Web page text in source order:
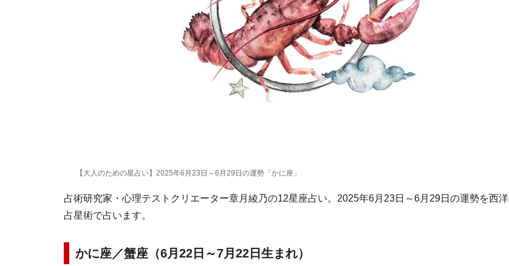
【大人のための星占い】2025年6月23日～6月29日の運勢「かに座」
占術研究家・心理テストクリエーター章月綾乃の12星座占い。2025年6月23日～6月29日の運勢を西洋
占星術で占います。
かに座／蟹座（6月22日～7月22日生まれ）